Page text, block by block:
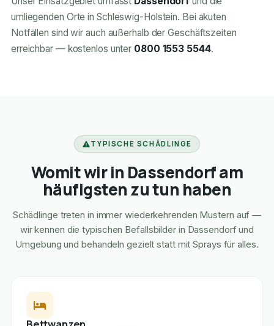
umliegenden Orte in Schleswig-Holstein. Bei akuten
Notfällen sind wir auch außerhalb der Geschäftszeiten
erreichbar — kostenlos unter 0800 1553 5544.
TYPISCHE SCHÄDLINGE
Womit wir in Dassendorf am
häufigsten zu tun haben
Schädlinge treten in immer wiederkehrenden Mustern auf —
wir kennen die typischen Befallsbilder in Dassendorf und
Umgebung und behandeln gezielt statt mit Sprays für alles.